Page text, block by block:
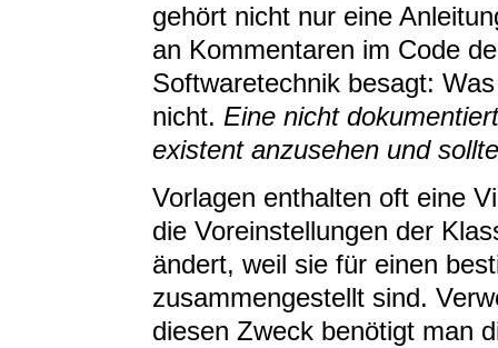
gehört nicht nur eine
an Kommentaren im Code
Softwaretechnik besagt:
nicht. Eine nicht
existent anzusehen und
Vorlagen enthalten oft eine
die Voreinstellungen der
ändert, weil sie für einen
zusammengestellt sind.
diesen Zweck benötigt man